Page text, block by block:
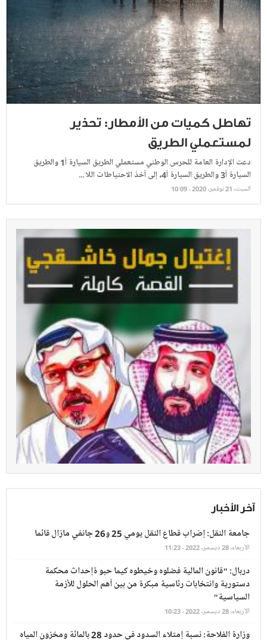
تهاطل كميات من الأمطار: تحذير
لمستعملي الطريق
دعت الإدارة العامة للحرس الوطني مستعملي الطريق السيارة أ1 والطريق
السيارة أ3 والطريق السيارة أ4، إلى أخذ الاحتياطات اللا ...
السبت، 21 نوفمبر، 2020 - 10:09
آخر الأخبار
جامعة النقل: إضراب قطاع النقل يومي 25 و26 جانفي مازال قائما
الأربعاء، 28 ديسمبر، 2022 - 11:23
دربال: "قانون المالية فصّلوه وخيطوه كيما حبو ةإحداث محكمة
دستورية وانتخابات رئاسية مبكرة من بين أهم الحلول للأزمة
السياسية"
الأربعاء، 28 ديسمبر، 2022 - 10:23
وزارة الفلاحة: نسبة إمتلاء السدود في حدود 28 بالمائة ومخزون المياه